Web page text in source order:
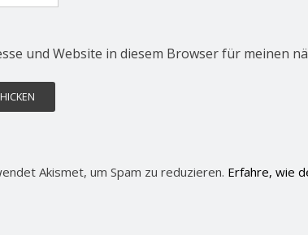
und Website in diesem Browser für meinen
Akismet, um Spam zu reduzieren. Erfahre, wie